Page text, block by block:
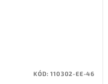
KÓD:110302-EE-46